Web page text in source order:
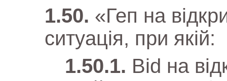
«Геп на
ситуація, при якій:
Bid на